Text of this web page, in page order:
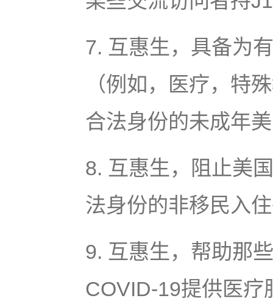
7. 互惠生，具备为
（例如，医疗，特
合法身份的未成年
8. 互惠生，阻止美
法身份的非移民入
9. 互惠生，帮助那
COVID-19提供医疗